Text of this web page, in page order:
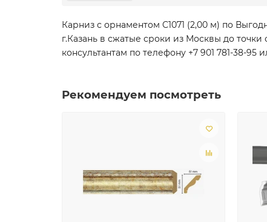
Карниз с орнаментом C1071 (2,00 м) по
г.Казань в сжатые сроки из Москвы до
консультантам по телефону +7 901 781-38-95
Рекомендуем посмотреть